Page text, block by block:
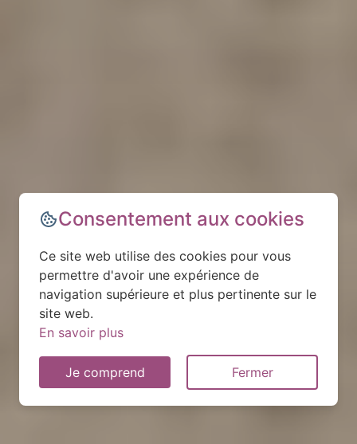
Consentement aux cookies
Ce site web utilise des cookies pour vous
permettre d'avoir une expérience de
navigation supérieure et plus pertinente sur le
site web.
En savoir plus
Je comprend Fermer